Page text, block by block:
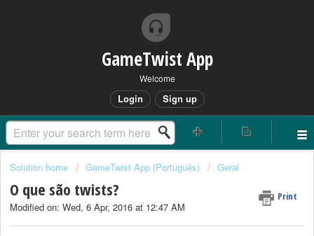
GameTwist App
Welcome
Login Sign up
Solution home GameTwist App (Português) Geral
O que são twists? Print
Modified on: Wed, 6 Apr, 2016 at 12:47 AM